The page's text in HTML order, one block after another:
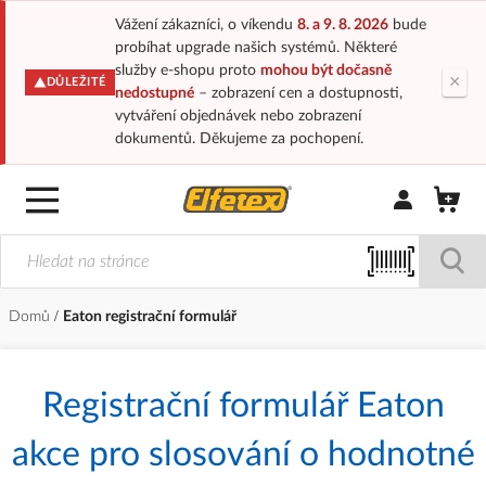
DŮLEŽITÉ
Vážení zákazníci, o víkendu 8. a 9. 8. 2026bude
probíhat upgrade našich systémů. Některé
služby e-shopu proto mohou být dočasně
nedostupné– zobrazení cen a dostupnosti,
vytváření objednávek nebo zobrazení
dokumentů. Děkujeme za pochopení.
×
Přihlásit/
Domů Eaton registrační formulář
Registrační formulář Eaton
akce pro slosování o hodnotné